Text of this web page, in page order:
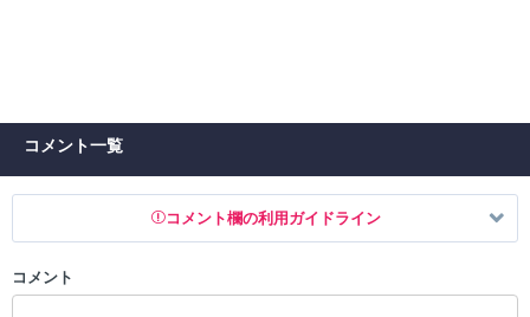
コメント一覧
コメント欄の利用ガイドライン
以下の書き込みを禁止とし、場合によってはコメント削除や書き込み制
コメント